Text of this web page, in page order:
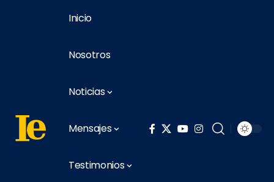
Inicio
Nosotros
Noticias
Mensajes
Testimonios